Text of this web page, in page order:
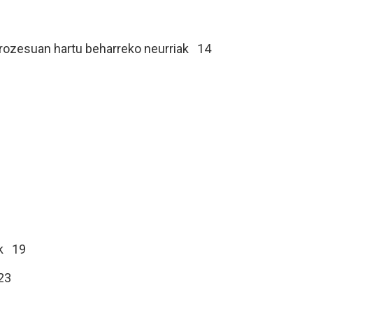
hartu beharreko neurriak 14
19